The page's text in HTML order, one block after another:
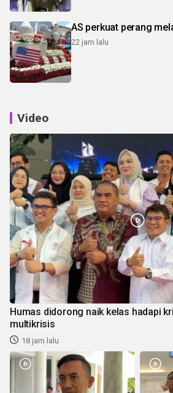
AS perkuat perang
22 jam lalu
Video
Humas didorong naik kelas hadapi
multikrisis
18 jam lalu